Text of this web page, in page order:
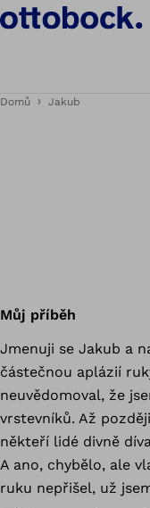
Domů Jakub
Můj příběh
Jmenuji se Jakub a
částečnou aplázií
neuvědomoval, že
vrstevníků. Až
někteří lidé divně
A ano, chybělo, ale
ruku nepřišel, už